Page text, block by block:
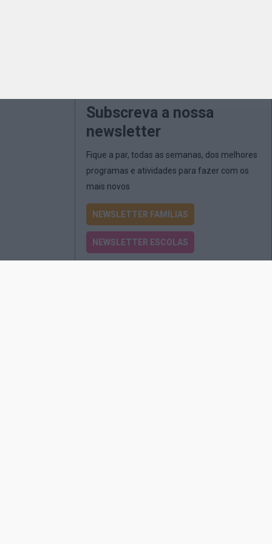
Subscreva a nossa
newsletter
Fique a par, todas as semanas, dos melhores
programas e atividades para fazer com os
mais novos
NEWSLETTER FAMÍLIAS
NEWSLETTER ESCOLAS